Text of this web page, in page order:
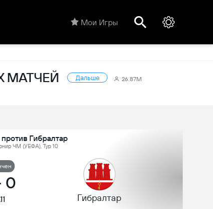
Мои Игры
МАТЧЕЙ Дальше 26.87M
Гибралтар
ЧМ (УЕФА), Тур 10
0
Гибралтар